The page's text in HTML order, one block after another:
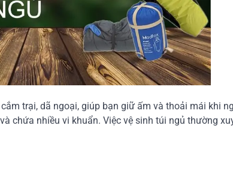
trại, dã ngoại, giúp bạn giữ ấm và thoải mái khi
chứa nhiều vi khuẩn. Việc vệ sinh túi ngủ thường